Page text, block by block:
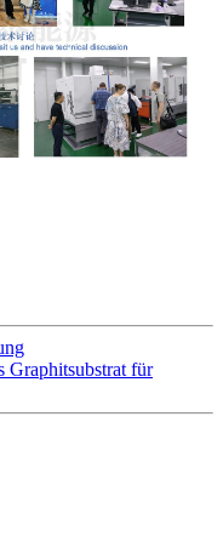
Graphitsubstrat für